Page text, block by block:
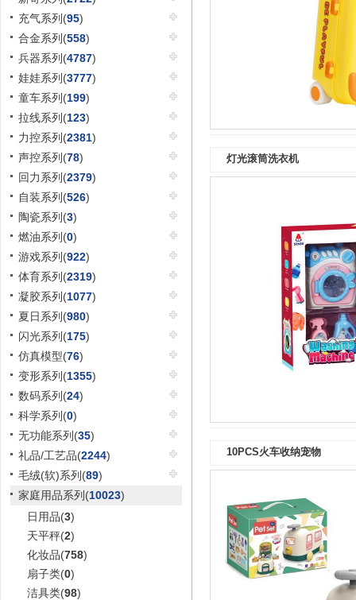
充气系列(95)
合金系列(558)
兵器系列(4787)
娃娃系列(3777)
童车系列(199)
拉线系列(123)
力控系列(2381)
声控系列(78)
回力系列(2379)
自装系列(526)
陶瓷系列(3)
燃油系列(0)
游戏系列(922)
体育系列(2319)
凝胶系列(1077)
夏日系列(980)
闪光系列(175)
仿真模型(76)
变形系列(1355)
数码系列(24)
科学系列(0)
无功能系列(35)
礼品/工艺品(2244)
毛绒(软)系列(89)
家庭用品系列(10023)
日用品(3)
天平秤(2)
化妆品(758)
扇子类(0)
洁具类(98)
灯光滚筒洗衣机
10PCS火车收纳宠物